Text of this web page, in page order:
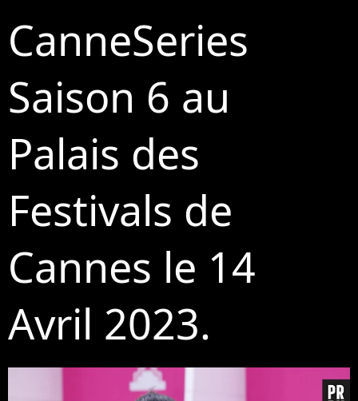
CanneSeries
Saison 6 au
Palais des
Festivals de
Cannes le 14
Avril 2023.